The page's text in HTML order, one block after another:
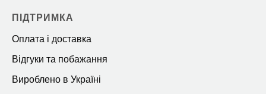
ПІДТРИМКА
Оплата і доставка
Відгуки та побажання
Вироблено в Україні